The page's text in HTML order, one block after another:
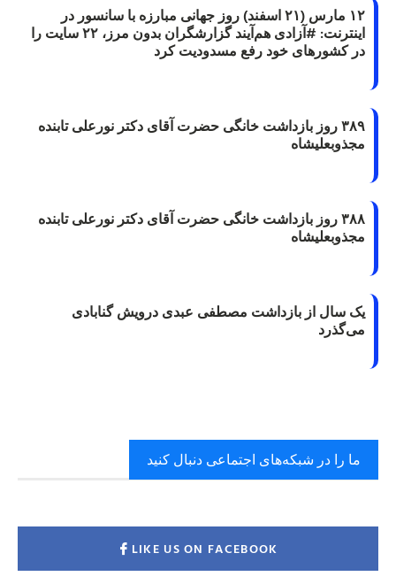
۱۲ مارس (۲۱ اسفند) روز جهانی مبارزه با سانسور در
اینترنت: #آزادی هم‌آیند گزارشگران‌ بدون مرز، ۲۲ سایت را
در کشورهای خود رفع مسدودیت کرد
۳۸۹ روز بازداشت خانگی حضرت آقای دکتر نورعلی تابنده
مجذوبعلیشاه
۳۸۸ روز بازداشت خانگی حضرت آقای دکتر نورعلی تابنده
مجذوبعلیشاه
یک سال از بازداشت مصطفی عبدی درویش گنابادی
می‌گذرد
ما را در شبکه‌های اجتماعی دنبال کنید
LIKE US ON FACEBOOK